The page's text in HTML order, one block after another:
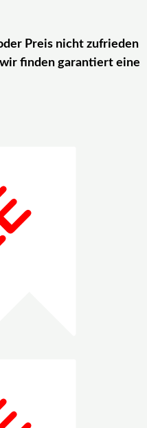
Preis nicht zufrieden
finden garantiert eine